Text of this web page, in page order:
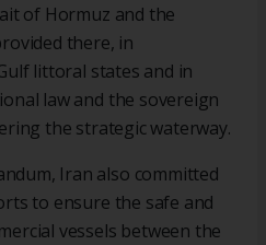
of Hormuz and the
there, in
littoral states and in
law and the sovereign
the strategic waterway.
Iran also committed
to ensure the safe and
vessels between the